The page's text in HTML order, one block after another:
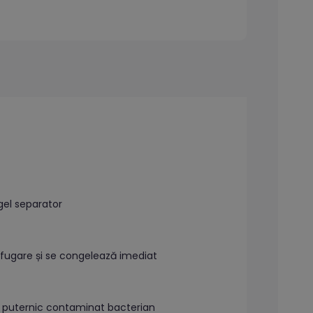
separator
și se congelează imediat
contaminat bacterian